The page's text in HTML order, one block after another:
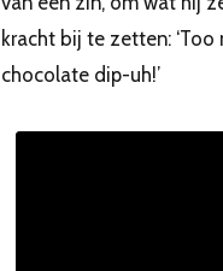
kracht bij te zetten: ‘Too
chocolate dip-uh!’